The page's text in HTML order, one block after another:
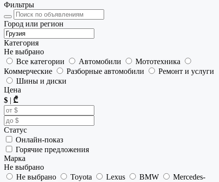
Фильтры
Город или регион
Категория
Не выбрано
Все категории
Автомобили
Мототехника
Коммерческие
Разборные автомобили
Ремонт и услуги
Шины и диски
Цена
$ | ₾
Статус
Онлайн-показ
Горячие предложения
Марка
Не выбрано
Не выбрано
Toyota Lexus BMW
Mercedes-